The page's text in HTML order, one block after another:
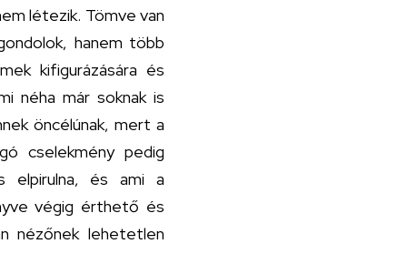
létezik. Tömve van
hanem több
kifigurázására és
néha már soknak is
öncélúnak, mert a
cselekmény pedig
elpirulna, és ami a
végig érthető és
nézőnek lehetetlen